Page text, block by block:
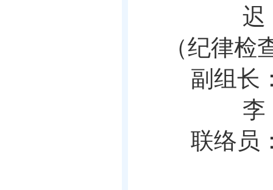
迟
（纪律检
副组长
李
联络员